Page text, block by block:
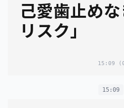
己愛歯止め
リスク」
15:09
15:09